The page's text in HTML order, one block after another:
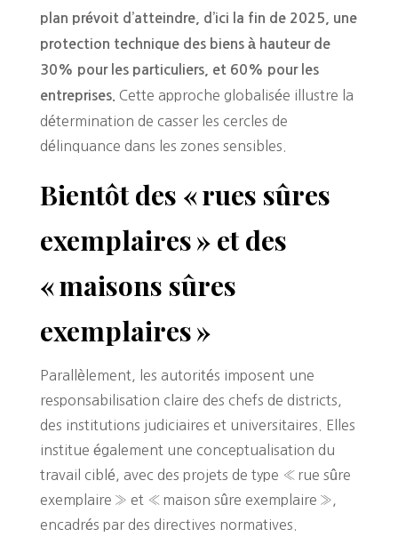
plan prévoit d’atteindre, d’ici la fin de 2025, une
protection technique des biens à hauteur de
30% pour les particuliers, et 60% pour les
entreprises. Cette approche globalisée illustre la
détermination de casser les cercles de
délinquance dans les zones sensibles.
Bientôt des « rues sûres
exemplaires » et des
« maisons sûres
exemplaires »
Parallèlement, les autorités imposent une
responsabilisation claire des chefs de districts,
des institutions judiciaires et universitaires. Elles
institue également une conceptualisation du
travail ciblé, avec des projets de type « rue sûre
exemplaire » et « maison sûre exemplaire »,
encadrés par des directives normatives.